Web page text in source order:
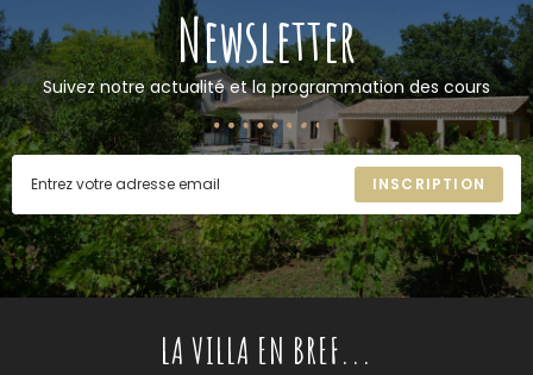
Newsletter
Suivez notre actualité et la programmation des cours
INSCRIPTION
LA VILLA EN BREF...